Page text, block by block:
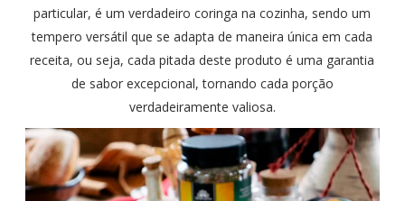
particular, é um verdadeiro coringa na cozinha, sendo um
tempero versátil que se adapta de maneira única em cada
receita, ou seja, cada pitada deste produto é uma garantia
de sabor excepcional, tornando cada porção
verdadeiramente valiosa.